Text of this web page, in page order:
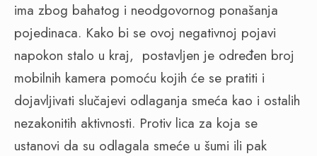
ima zbog bahatog i neodgovornog ponašanja
pojedinaca. Kako bi se ovoj negativnoj pojavi
napokon stalo u kraj, postavljen je određen broj
mobilnih kamera pomoću kojih će se pratiti i
dojavljivati slučajevi odlaganja smeća kao i ostalih
nezakonitih aktivnosti. Protiv lica za koja se
ustanovi da su odlagala smeće u šumi ili pak